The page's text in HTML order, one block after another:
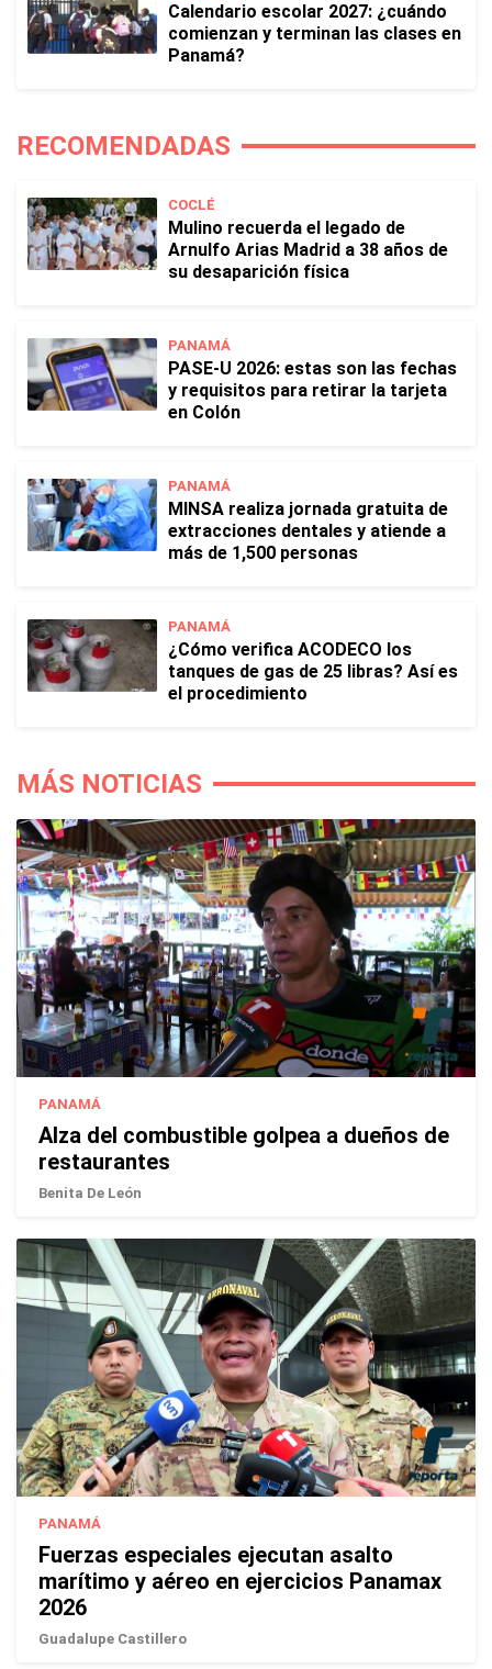
Calendario escolar 2027: ¿cuándo
comienzan y terminan las clases en
Panamá?
RECOMENDADAS
COCLÉ
Mulino recuerda el legado de
Arnulfo Arias Madrid a 38 años de
su desaparición física
PANAMÁ
PASE-U 2026: estas son las fechas
y requisitos para retirar la tarjeta
en Colón
PANAMÁ
MINSA realiza jornada gratuita de
extracciones dentales y atiende a
más de 1,500 personas
PANAMÁ
¿Cómo verifica ACODECO los
tanques de gas de 25 libras? Así es
el procedimiento
MÁS NOTICIAS
PANAMÁ
Alza del combustible golpea a dueños de
restaurantes
Benita De León
PANAMÁ
Fuerzas especiales ejecutan asalto
marítimo y aéreo en ejercicios Panamax
2026
Guadalupe Castillero